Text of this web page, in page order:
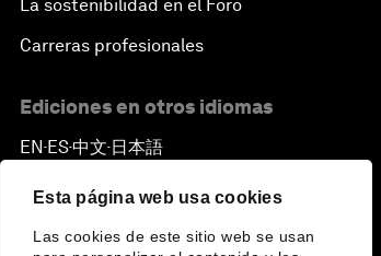
Esta página web usa cookies
Las cookies de este sitio web se usan
La sostenibilidad en el Foro
Carreras profesionales
Ediciones en otros idiomas
EN ▪ ES▪中文▪ 日本語